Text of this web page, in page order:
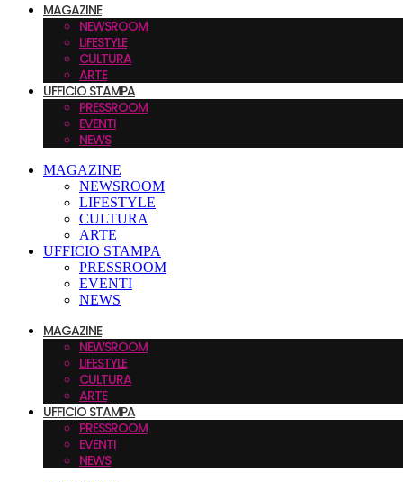
MAGAZINE
NEWSROOM
LIFESTYLE
CULTURA
ARTE
UFFICIO STAMPA
PRESSROOM
EVENTI
NEWS
MAGAZINE
NEWSROOM
LIFESTYLE
CULTURA
ARTE
UFFICIO STAMPA
PRESSROOM
EVENTI
NEWS
MAGAZINE
NEWSROOM
LIFESTYLE
CULTURA
ARTE
UFFICIO STAMPA
PRESSROOM
EVENTI
NEWS